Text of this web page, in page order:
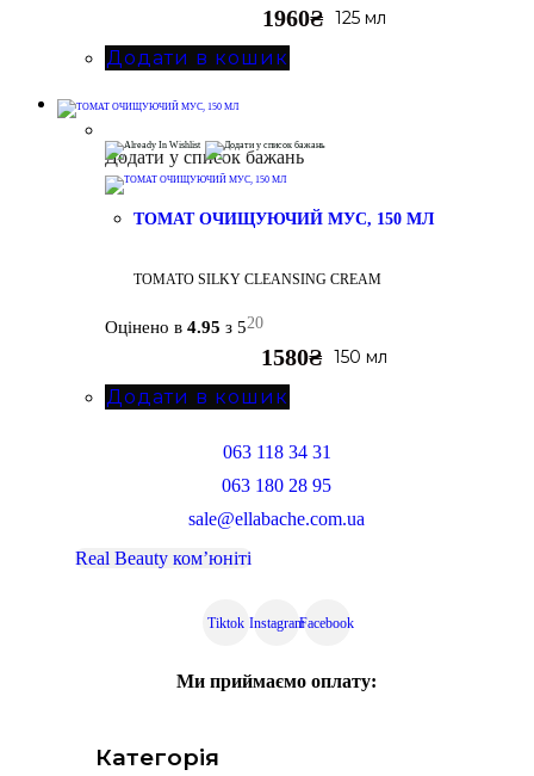
125 мл
1960₴
Додати в кошик
Додати у список бажань
ТОМАТ ОЧИЩУЮЧИЙ МУС, 150 МЛ
TOMATO SILKY CLEANSING CREAM
Оцінено в 4.95 з 520
150 мл
1580₴
Додати в кошик
063 118 34 31
063 180 28 95
sale@ellabache.com.ua
Real Beauty ком’юніті
Tiktok InstagramFacebook
Ми приймаємо оплату:
Категорія